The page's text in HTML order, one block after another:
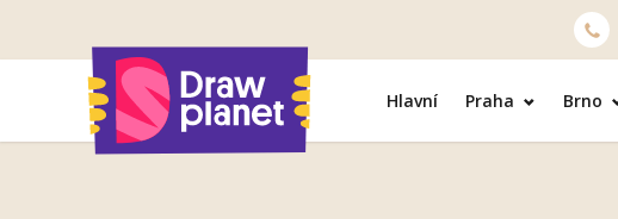
Hlavní Praha Brno